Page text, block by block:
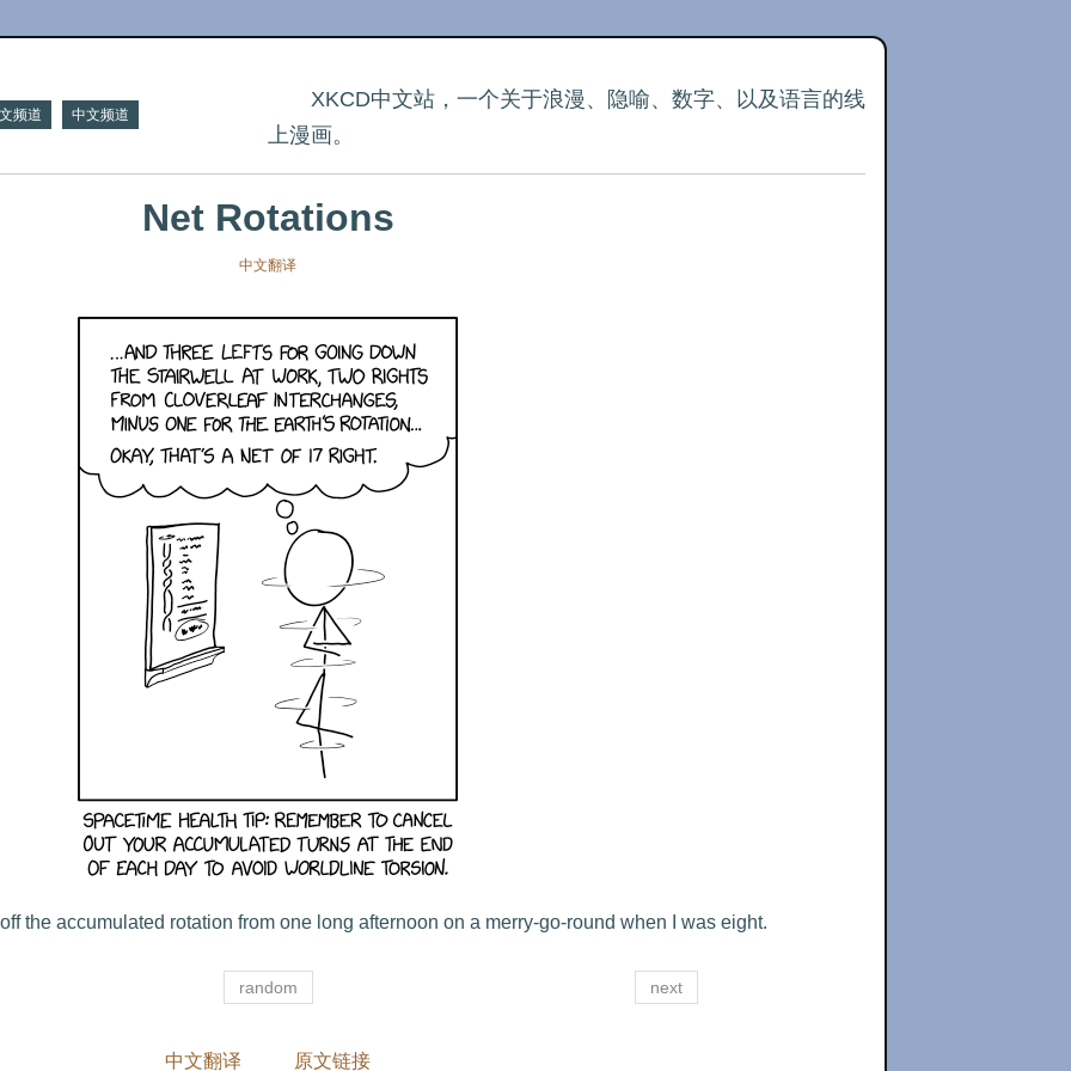
频道 中文频道
XKCD中文站，一个关于浪漫、隐喻、数字、以及语言的线
上漫画。
Net Rotations
中文翻译
the accumulated rotation from one long afternoon on a merry-go-round when I was eight.
next
random
中文翻译 原文链接